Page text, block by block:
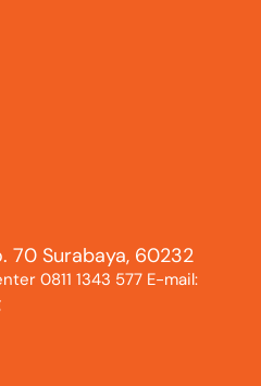
70 Surabaya, 60232
0811 1343 577 E-mail: